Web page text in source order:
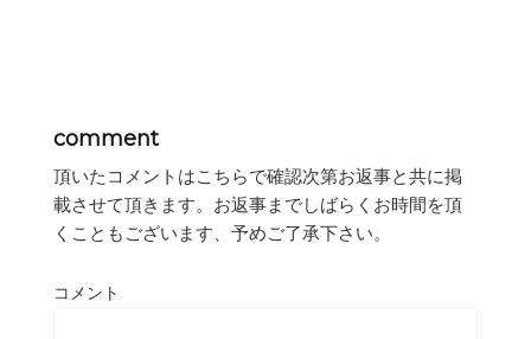
comment
頂いたコメントはこちらで確認次第お返事と共に掲
載させて頂きます。お返事までしばらくお時間を頂
くこともございます、予めご了承下さい。
コメント